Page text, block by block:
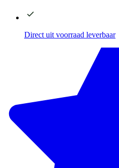
Direct uit voorraad leverbaar